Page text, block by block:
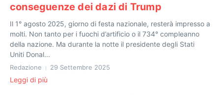
conseguenze dei dazi di Trump
Il 1° agosto 2025, giorno di festa nazionale, resterà impresso a
molti. Non tanto per i fuochi d’artificio o il 734° compleanno
della nazione. Ma durante la notte il presidente degli Stati
Uniti Donal...
Redazione 29 Settembre 2025
Leggi di più